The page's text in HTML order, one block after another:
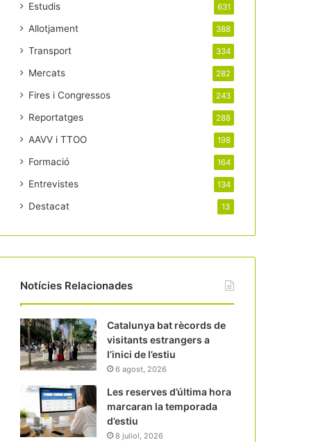
Estudis 631
Allotjament 388
Transport 334
Mercats 282
Fires i Congressos 243
Reportatges 288
AAVV i TTOO 198
Formació 164
Entrevistes 134
Destacat 13
Notícies Relacionades
Catalunya bat rècords de
visitants estrangers a
l’inici de l’estiu
6 agost, 2026
Les reserves d’última hora
marcaran la temporada
d’estiu
8 juliol, 2026